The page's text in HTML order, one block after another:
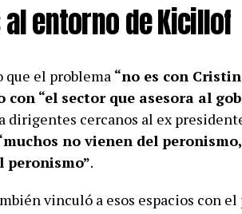
entorno de Kicillof
que el problema “no es con
con “el sector que asesora al
dirigentes cercanos al ex
no vienen del
peronismo”.
vinculó a esos espacios con